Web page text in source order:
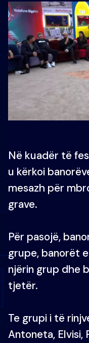
Në kuadër të
u kërkoi
mesazh për
grave.
Për pasojë,
grupe, banorët
njërin grup dhe
tjetër.
Te grupi i të
Antoneta, Elvisi,